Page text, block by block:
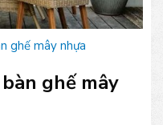
ghế mây nhựa
ghế mây